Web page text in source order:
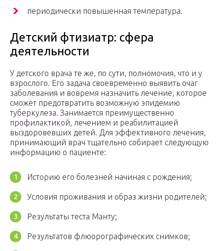
периодически повышенная температура.
Детский фтизиатр: сфера
деятельности
У детского врача те же, по сути, полномочия, что и у
взрослого. Его задача своевременно выявить очаг
заболевания и вовремя назначить лечение, которое
сможет предотвратить возможную эпидемию
туберкулеза. Занимается преимущественно
профилактикой, лечением и реабилитацией
выздоровевших детей. Для эффективного лечения,
принимающий врач тщательно собирает следующую
информацию о пациенте:
Историю его болезней начиная с рождения;
Условия проживания и образ жизни родителей;
Результаты теста Манту;
Результатов флюорографических снимков;